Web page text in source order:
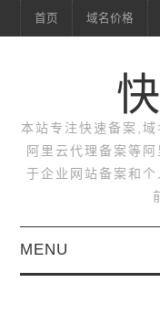
首页 域名价格
本站专注快速备案,
阿里云代理备案等
于企业网站备案和
MENU